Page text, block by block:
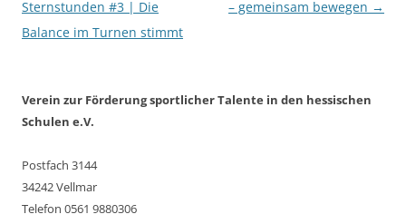
Sternstunden #3 | Die
Balance im Turnen stimmt
– gemeinsam bewegen →
Verein zur Förderung sportlicher Talente in den hessischen
Schulen e.V.
Postfach 3144
34242 Vellmar
Telefon 0561 9880306